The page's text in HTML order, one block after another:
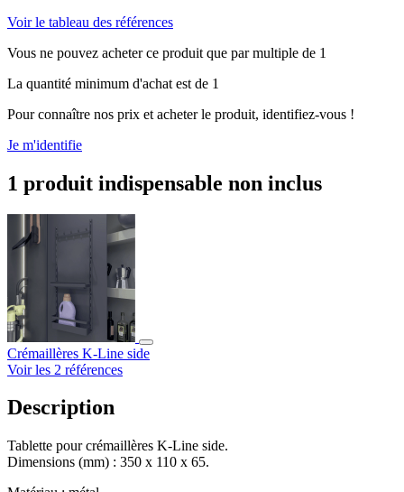
Voir le tableau des références
Vous ne pouvez acheter ce produit que par multiple de 1
La quantité minimum d'achat est de 1
Pour connaître nos prix et acheter le produit, identifiez-vous !
Je m'identifie
1 produit indispensable non inclus
Crémaillères K-Line side
Voir les 2 références
Description
Tablette pour crémaillères K-Line side.
Dimensions (mm) : 350 x 110 x 65.